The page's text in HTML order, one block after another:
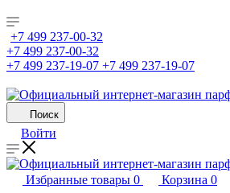
+7 499 237-00-32
+7 499 237-00-32
+7 499 237-19-07 +7 499 237-19-07
Поиск
Войти
Избранные товары 0 Корзина 0